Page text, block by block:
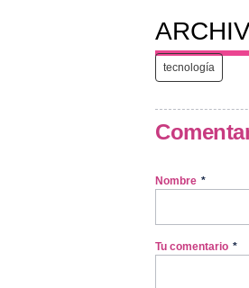
tecnología
Nombre *
Tu comentario *